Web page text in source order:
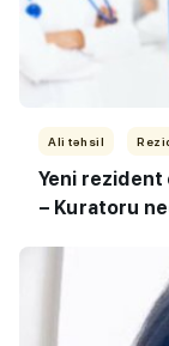
Ali təhsil
Yeni rezident
– Kuratoru